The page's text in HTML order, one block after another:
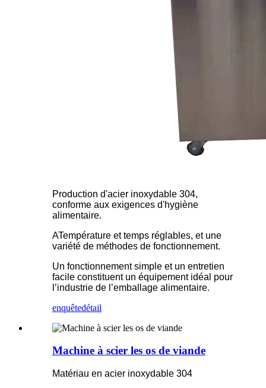
Production d'acier inoxydable 304,
conforme aux exigences d'hygiène
alimentaire.
ATempérature et temps réglables, et une
variété de méthodes de fonctionnement.
Un fonctionnement simple et un entretien
facile constituent un équipement idéal pour
l’industrie de l’emballage alimentaire.
enquêtedétail
Machine à scier les os de viande
Matériau en acier inoxydable 304